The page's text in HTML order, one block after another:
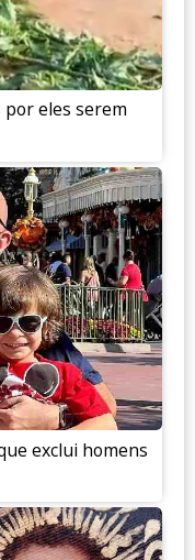
eles serem
exclui homens